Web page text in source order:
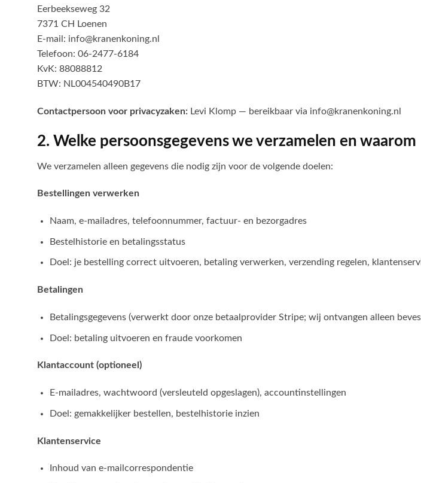
Eerbeekseweg 32
7371 CH Loenen
E-mail: info@kranenkoning.nl
Telefoon: 06-2477-6184
KvK: 88088812
BTW: NL004540490B17
Contactpersoon voor privacyzaken: Levi Klomp — bereikbaar via info@kranenkoning.nl
2. Welke persoonsgegevens we verzamelen en waarom
We verzamelen alleen gegevens die nodig zijn voor de volgende doelen:
Bestellingen verwerken
Naam, e-mailadres, telefoonnummer, factuur- en bezorgadres
Bestelhistorie en betalingsstatus
Doel: je bestelling correct uitvoeren, betaling verwerken, verzending regelen,
Betalingen
Betalingsgegevens (verwerkt door onze betaalprovider Stripe; wij ontvangen alleen
Doel: betaling uitvoeren en fraude voorkomen
Klantaccount (optioneel)
E-mailadres, wachtwoord (versleuteld opgeslagen), accountinstellingen
Doel: gemakkelijker bestellen, bestelhistorie inzien
Klantenservice
Inhoud van e-mailcorrespondentie